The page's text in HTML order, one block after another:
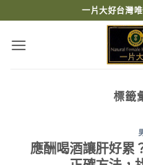
轉
一片大好台灣
標籤
應酬喝酒讓肝好累